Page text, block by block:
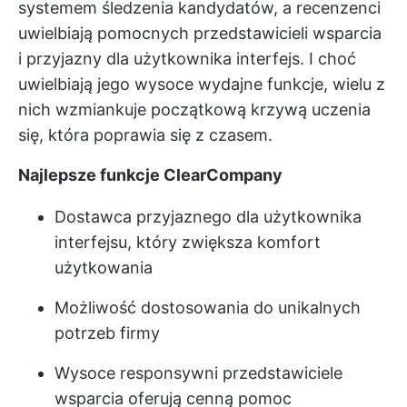
systemem śledzenia kandydatów, a recenzenci
uwielbiają pomocnych przedstawicieli wsparcia
i przyjazny dla użytkownika interfejs. I choć
uwielbiają jego wysoce wydajne funkcje, wielu z
nich wzmiankuje początkową krzywą uczenia
się, która poprawia się z czasem.
Najlepsze funkcje ClearCompany
Dostawca przyjaznego dla użytkownika
interfejsu, który zwiększa komfort
użytkowania
Możliwość dostosowania do unikalnych
potrzeb firmy
Wysoce responsywni przedstawiciele
wsparcia oferują cenną pomoc